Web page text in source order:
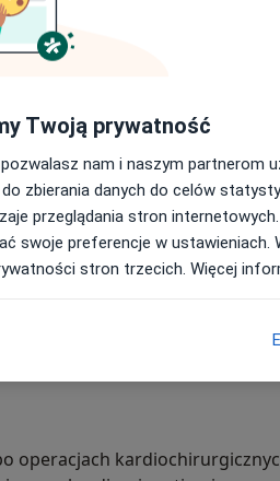
Medicum Uniwersytetu
Krakowskiego Szpitala
operacjach
Twoją prywatność
nam i naszym partnerom
zbierania danych do celów
przeglądania stron
swoje preferencje w ustawieniach.
stron trzecich. Więcej